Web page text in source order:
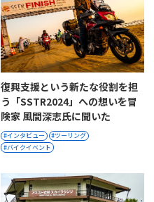
復興支援という新たな役割を担
う「SSTR2024」への想いを冒
険家 風間深志氏に聞いた
インタビュー
ツーリング
バイクイベント